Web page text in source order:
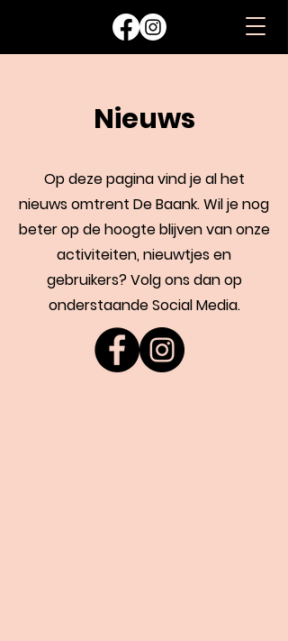
Nieuws
Op deze pagina vind je al het
nieuws omtrent De Baank. Wil je nog
beter op de hoogte blijven van onze
activiteiten, nieuwtjes en
gebruikers? Volg ons dan op
onderstaande Social Media.